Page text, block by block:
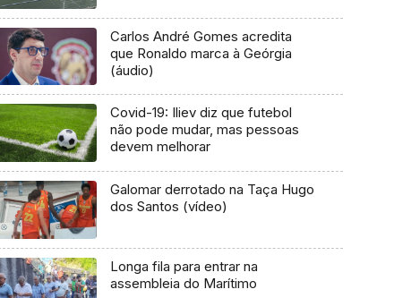
Carlos André Gomes acredita
que Ronaldo marca à Geórgia
(áudio)
Covid-19: Iliev diz que futebol
não pode mudar, mas pessoas
devem melhorar
Galomar derrotado na Taça Hugo
dos Santos (vídeo)
Longa fila para entrar na
assembleia do Marítimo